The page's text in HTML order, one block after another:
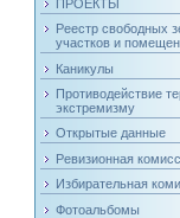
ПРОЕКТЫ
Реестр свободных
участков и
Каникулы
Противодействие
экстремизму
Открытые данные
Ревизионная
Избирательная
Фотоальбомы